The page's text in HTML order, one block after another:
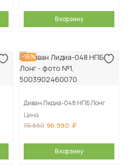
В корзину
-16%
Диван Лидиа-048 НПБ Лонг
Цена
115 880 96 990
В корзину